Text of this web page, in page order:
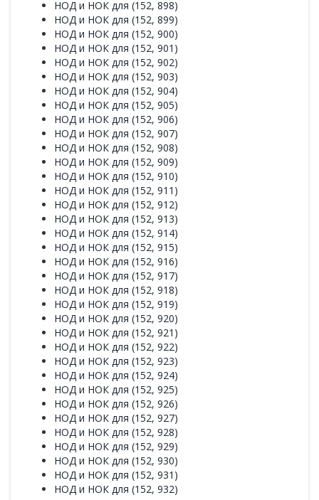
НОД и НОК для (152, 898)
НОД и НОК для (152, 899)
НОД и НОК для (152, 900)
НОД и НОК для (152, 901)
НОД и НОК для (152, 902)
НОД и НОК для (152, 903)
НОД и НОК для (152, 904)
НОД и НОК для (152, 905)
НОД и НОК для (152, 906)
НОД и НОК для (152, 907)
НОД и НОК для (152, 908)
НОД и НОК для (152, 909)
НОД и НОК для (152, 910)
НОД и НОК для (152, 911)
НОД и НОК для (152, 912)
НОД и НОК для (152, 913)
НОД и НОК для (152, 914)
НОД и НОК для (152, 915)
НОД и НОК для (152, 916)
НОД и НОК для (152, 917)
НОД и НОК для (152, 918)
НОД и НОК для (152, 919)
НОД и НОК для (152, 920)
НОД и НОК для (152, 921)
НОД и НОК для (152, 922)
НОД и НОК для (152, 923)
НОД и НОК для (152, 924)
НОД и НОК для (152, 925)
НОД и НОК для (152, 926)
НОД и НОК для (152, 927)
НОД и НОК для (152, 928)
НОД и НОК для (152, 929)
НОД и НОК для (152, 930)
НОД и НОК для (152, 931)
НОД и НОК для (152, 932)